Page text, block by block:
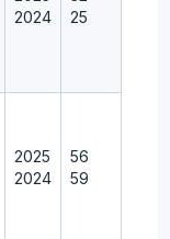
2024
25
2025
2024
56
59